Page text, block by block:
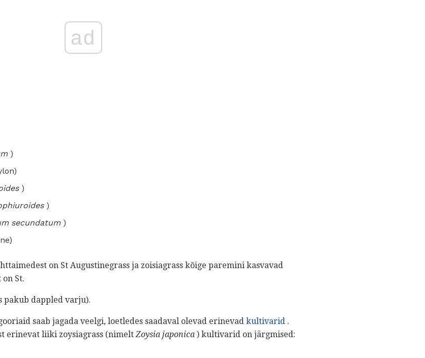
ad
)
)
)
secundatum)
on St Augustinegrass ja zoisiagrass kõige paremini kasvavad
St.
pakub dappled varju).
saab jagada veelgi, loetledes saadaval olevad erinevad kultivarid .
erinevat liiki zoysiagrass (nimeltZoysia japonica ) kultivarid on järgmised: